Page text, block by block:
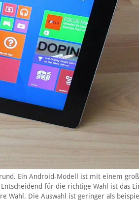
Ein Android-Modell ist mit einem
für die richtige Wahl ist das
Wahl. Die Auswahl ist geringer als